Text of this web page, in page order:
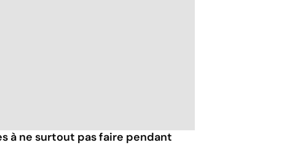
à ne surtout pas faire pendant